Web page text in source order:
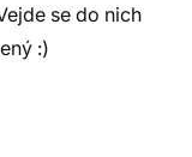
se do nich
:)